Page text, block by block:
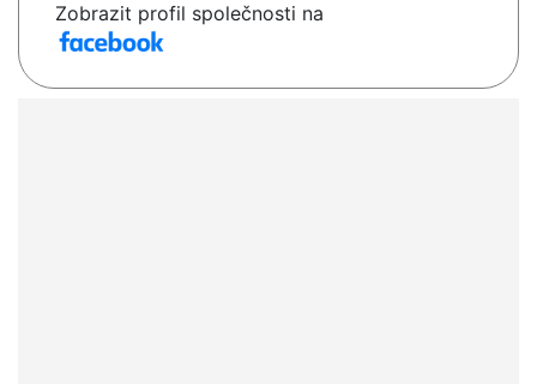
Zobrazit profil společnosti na